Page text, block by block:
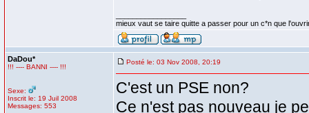
mieux vaut se taire quitte a passer pour un c*n que
DaDou*
!!! ---- BANNI ---- !!!
Sexe:
Inscrit le: 19 Juil 2008
Messages: 553
Posté le: 03 Nov 2008, 20:19
C'est un PSE non?
Ce n'est pas nouveau je